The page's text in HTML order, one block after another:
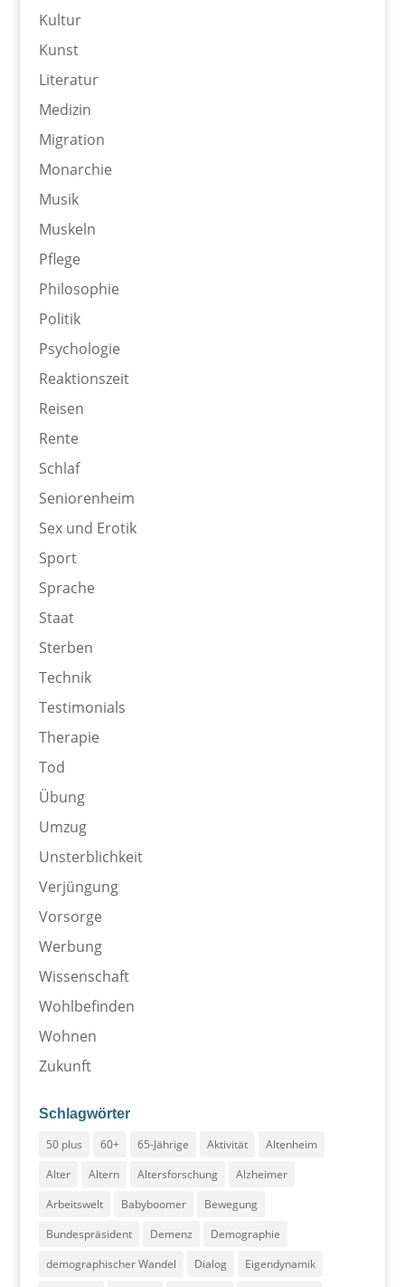
Kultur
Kunst
Literatur
Medizin
Migration
Monarchie
Musik
Muskeln
Pflege
Philosophie
Politik
Psychologie
Reaktionszeit
Reisen
Rente
Schlaf
Seniorenheim
Sex und Erotik
Sport
Sprache
Staat
Sterben
Technik
Testimonials
Therapie
Tod
Übung
Umzug
Unsterblichkeit
Verjüngung
Vorsorge
Werbung
Wissenschaft
Wohlbefinden
Wohnen
Zukunft
Schlagwörter
50 plus
60+ 65-Jährige Aktivität
Altenheim
Alter
Altern Altersforschung
Alzheimer
Arbeitswelt
Babyboomer
Bewegung
Bundespräsident
Demenz
Demographie
demographischer Wandel
Dialog
Eigendynamik